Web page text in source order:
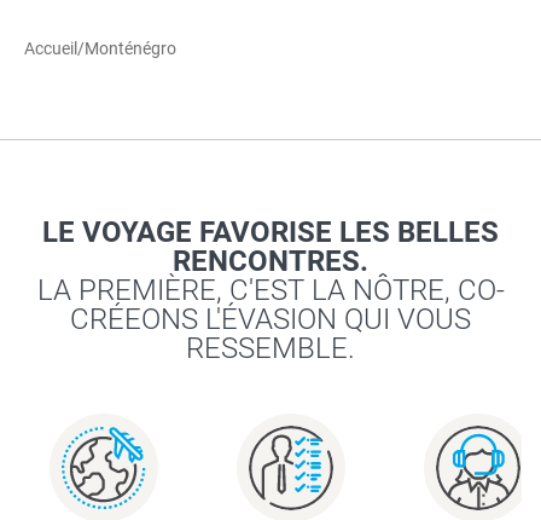
Accueil/Monténégro
LE VOYAGE FAVORISE LES BELLES
RENCONTRES.
LA PREMIÈRE, C'EST LA NÔTRE, CO-
CRÉEONS L'ÉVASION QUI VOUS
RESSEMBLE.